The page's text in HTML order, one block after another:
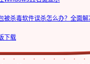
被杀毒软件误杀怎么办？全面
下载